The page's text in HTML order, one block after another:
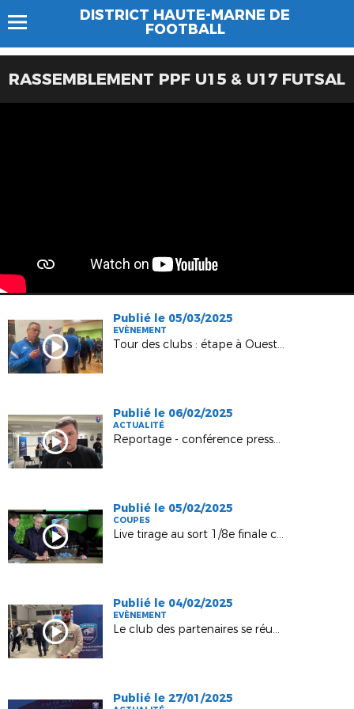
DISTRICT HAUTE-MARNE DE
FOOTBALL
RASSEMBLEMENT PPF U15 & U17 FUTSAL
Publié le 05/03/2025
EVÈNEMENT
Tour des clubs : étape à Ouest 52 FC
Publié le 06/02/2025
ACTUALITÉ
Reportage - conférence presse lancement Chatbot "VICTOIRE"
Publié le 05/02/2025
COUPES
Live tirage au sort 1/8e finale coupes seniors H, chez Puissance TV
Publié le 04/02/2025
EVÈNEMENT
Le club des partenaires se réunit chez Espace 3000 !
Publié le 27/01/2025